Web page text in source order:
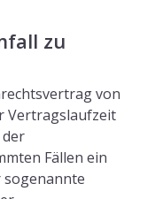
zu
von
Vertragslaufzeit
Fällen ein
sogenannte